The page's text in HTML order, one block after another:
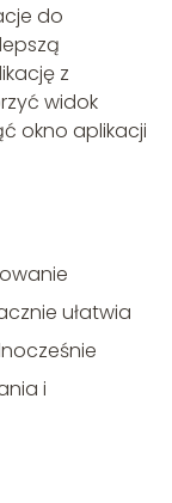
do
z
widok
okno aplikacji
ułatwia
i